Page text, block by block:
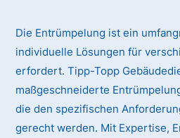
Die Entrümpelung ist ein
individuelle Lösungen für
erfordert. Tipp-Topp
maßgeschneiderte
die den spezifischen
gerecht werden. Mit Expertise,